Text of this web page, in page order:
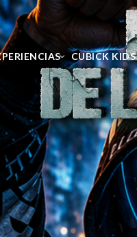
CUBICK KIDS